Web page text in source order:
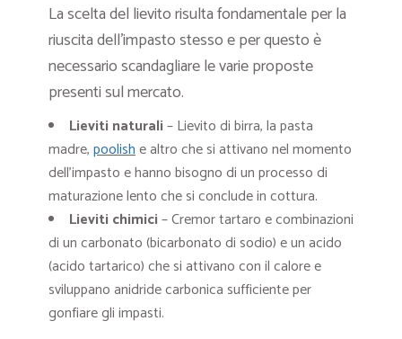
La scelta del lievito risulta fondamentale per la
riuscita dell’impasto stesso e per questo è
necessario scandagliare le varie proposte
presenti sul mercato.
Lieviti naturali– Lievito di birra, la pasta
madre,poolishe altro che si attivano nel momento
dell’impasto e hanno bisogno di un processo di
maturazione lento che si conclude in cottura.
Lieviti chimici– Cremor tartaro e combinazioni
di un carbonato (bicarbonato di sodio) e un acido
(acido tartarico) che si attivano con il calore e
sviluppano anidride carbonica sufficiente per
gonfiare gli impasti.